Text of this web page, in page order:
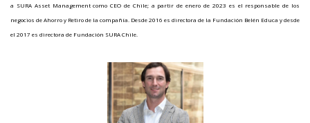
a SURA Asset Management como CEO de Chile; a partir de enero de 2023 es el responsable de los
negocios de Ahorro y Retiro de la compañía. Desde 2016 es directora de la Fundación Belén Educa y desde
el 2017 es directora de Fundación SURA Chile.